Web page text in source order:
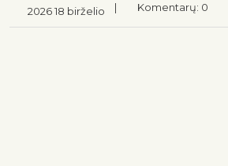
2026 18 birželio | Komentarų: 0